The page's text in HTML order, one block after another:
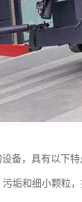
备，具有以下特
垢和细小颗粒，